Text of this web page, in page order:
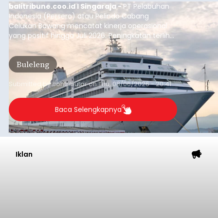
balitribune.coo.id I Singaraja -PT Pelabuhan
Indonesia (Persero) atau Pelindo Cabang
Celukan Bawang mencatat kinerja operasional
yang positif hingga Juli 2026. Peningkatan terlihat
dari arus kapal yang mencapai 1,48 juta Gross
Tonnage (GT), atau tumbuh 12,4 persen
dibandingkan periode yang sama tahun lalu
yang tercatat sebesar 1,32 juta GT.
Buleleng
Submitted bycontributoronThu, 08/06/2026 - 20:41
Baca Selengkapnya
Iklan